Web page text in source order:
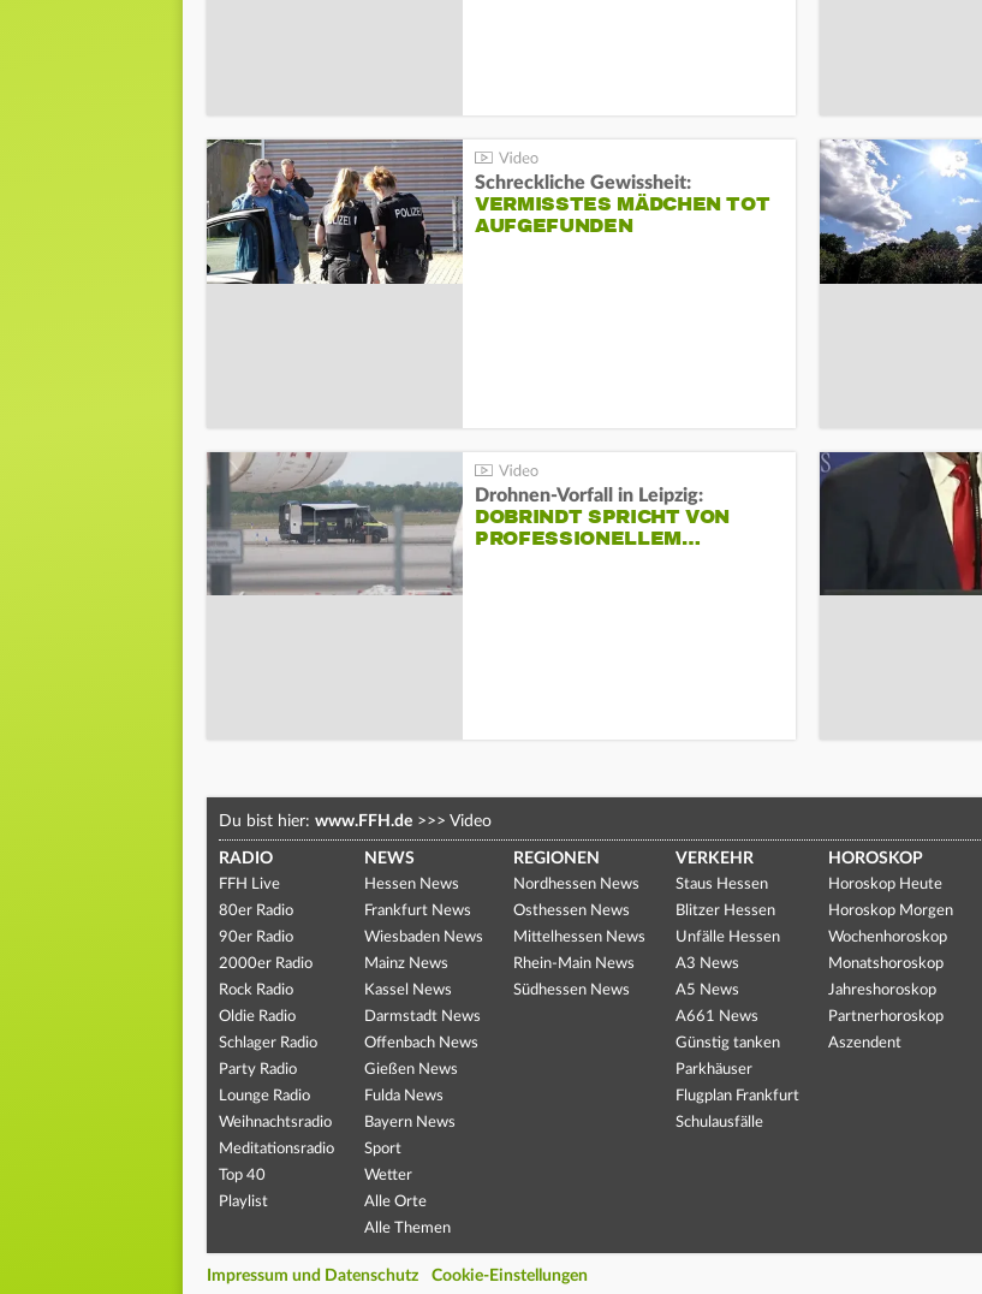
Schreckliche Gewissheit:
VERMISSTES MÄDCHEN TOT
AUFGEFUNDEN
Drohnen-Vorfall in Leipzig:
DOBRINDT SPRICHT VON
PROFESSIONELLEM…
Du bist hier: www.FFH.de >>> Video
RADIO
FFH Live
80er Radio
90er Radio
2000er Radio
Rock Radio
Oldie Radio
Schlager Radio
Party Radio
Lounge Radio
Weihnachtsradio
Meditationsradio
Top 40
Playlist
NEWS
Hessen News
Frankfurt News
Wiesbaden News
Mainz News
Kassel News
Darmstadt News
Offenbach News
Gießen News
Fulda News
Bayern News
Sport
Wetter
Alle Orte
Alle Themen
REGIONEN
Nordhessen News
Osthessen News
Mittelhessen News
Rhein-Main News
Südhessen News
VERKEHR
Staus Hessen
Blitzer Hessen
Unfälle Hessen
A3 News
A5 News
A661 News
Günstig tanken
Parkhäuser
Flugplan Frankfurt
Schulausfälle
HOROSKOP
Horoskop Heute
Horoskop Morgen
Wochenhoroskop
Monatshoroskop
Jahreshoroskop
Partnerhoroskop
Aszendent
Impressum und Datenschutz Cookie-Einstellungen